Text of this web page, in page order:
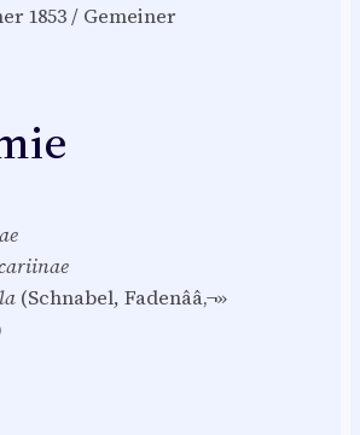
1853 / Gemeiner
(Schnabel, Fadenââ‚¬»